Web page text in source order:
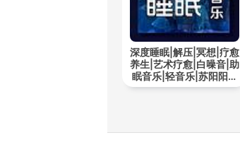
深度睡眠|解压|冥想|疗愈
养生|艺术疗愈|白噪音|助
眠音乐|轻音乐|苏阳阳频
道